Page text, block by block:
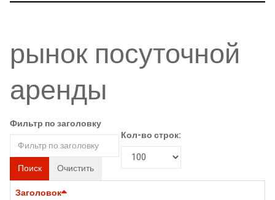
рынок посуточной
аренды
Фильтр по заголовку
Поиск Очистить
Кол-во строк:
Заголовок